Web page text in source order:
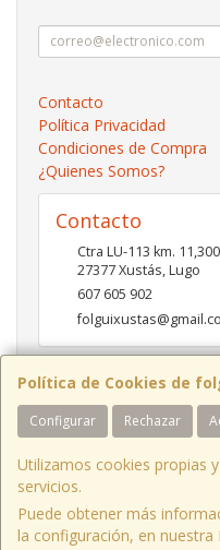
Política de Cookies de
Configurar Rechazar
Utilizamos cookies propias
servicios.
Puede obtener más
la configuración, en nuestra
Contacto
Política Privacidad
Condiciones de Compra
¿Quienes Somos?
Contacto
Ctra LU-113 km.
27377Xustás,Lugo
607 605 902
Horario
Lunes a viernes de 10:00
Sábados de 10:00 a 14:00
Ctra LU-113 Km 11,300 Xustás
607 605 902